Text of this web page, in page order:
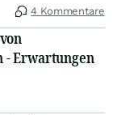
4 Kommentare
- Erwartungen